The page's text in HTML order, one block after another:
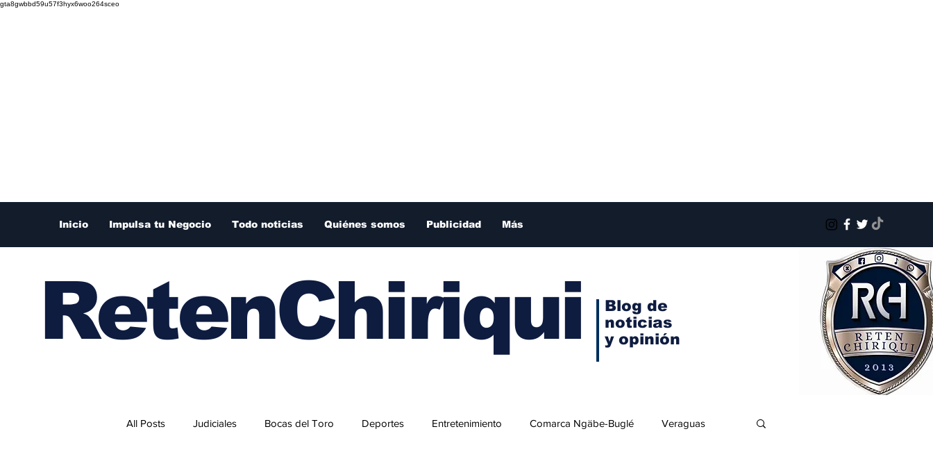
gta8gwbbd59u57f3hyx6woo264sceo
Inicio Impulsa tu Negocio Todo noticias Quiénes somos Publicidad Más
RetenChiriqui
Blog de
noticias
y opinión
All Posts Judiciales Bocas del Toro Deportes Entretenimiento Comarca Ngäbe-Buglé Veraguas